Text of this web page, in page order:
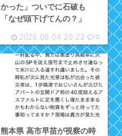
かった」ついでに石破も
「なぜ頭下げてんの？」
2026.08.04 20:22 0
熊本県 高市早苗が視察の時